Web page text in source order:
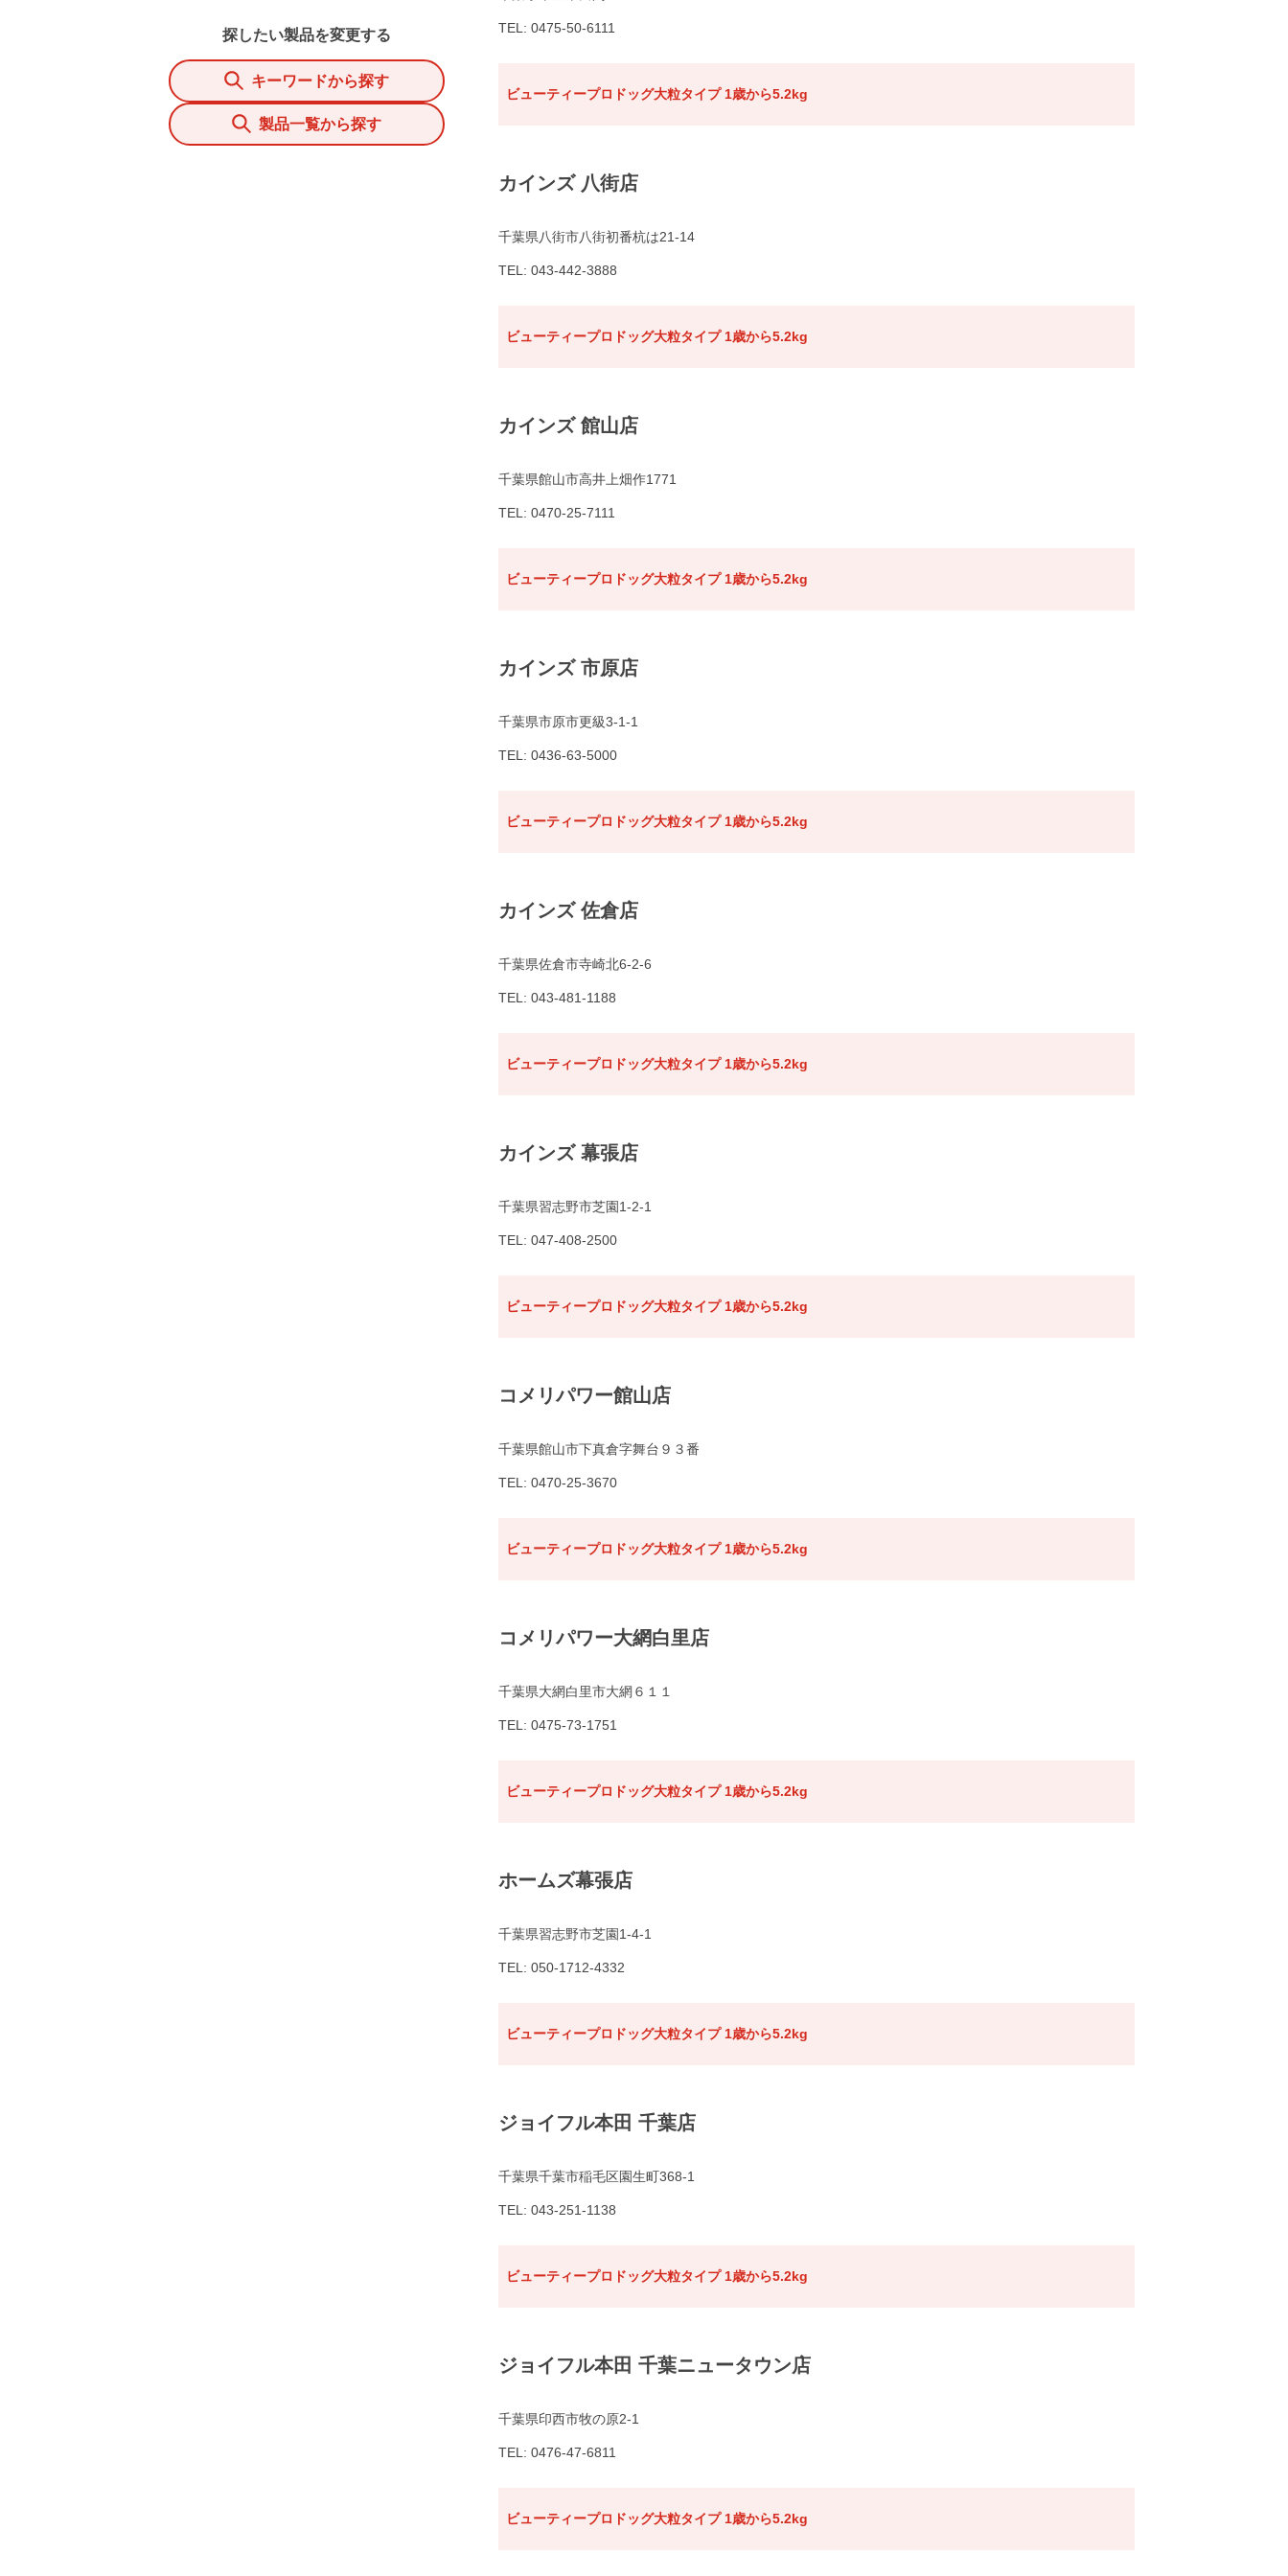
探したい製品を変更する
キーワードから探す
製品一覧から探す
TEL: 0475-50-6111
ビューティープロドッグ大粒タイプ 1歳から5.2kg
カインズ 八街店
千葉県八街市八街初番杭は21-14
TEL: 043-442-3888
ビューティープロドッグ大粒タイプ 1歳から5.2kg
カインズ 館山店
千葉県館山市高井上畑作1771
TEL: 0470-25-7111
ビューティープロドッグ大粒タイプ 1歳から5.2kg
カインズ 市原店
千葉県市原市更級3-1-1
TEL: 0436-63-5000
ビューティープロドッグ大粒タイプ 1歳から5.2kg
カインズ 佐倉店
千葉県佐倉市寺崎北6-2-6
TEL: 043-481-1188
ビューティープロドッグ大粒タイプ 1歳から5.2kg
カインズ 幕張店
千葉県習志野市芝園1-2-1
TEL: 047-408-2500
ビューティープロドッグ大粒タイプ 1歳から5.2kg
コメリパワー館山店
千葉県館山市下真倉字舞台９３番
TEL: 0470-25-3670
ビューティープロドッグ大粒タイプ 1歳から5.2kg
コメリパワー大網白里店
千葉県大網白里市大網６１１
TEL: 0475-73-1751
ビューティープロドッグ大粒タイプ 1歳から5.2kg
ホームズ幕張店
千葉県習志野市芝園1-4-1
TEL: 050-1712-4332
ビューティープロドッグ大粒タイプ 1歳から5.2kg
ジョイフル本田 千葉店
千葉県千葉市稲毛区園生町368-1
TEL: 043-251-1138
ビューティープロドッグ大粒タイプ 1歳から5.2kg
ジョイフル本田 千葉ニュータウン店
千葉県印西市牧の原2-1
TEL: 0476-47-6811
ビューティープロドッグ大粒タイプ 1歳から5.2kg